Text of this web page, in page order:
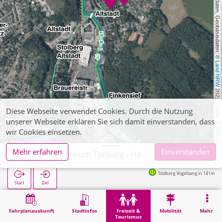
, Kartendaten, Geobasisdaten: ©
Land NRW
2021, Lizenz
dl-de/by-2-0
Fahrplanauskunft Stadtinfos
Freizeit &
Tourismus
Mobilität Mehr
Start Ziel
Stolberg Vogelsang in 141m
Freizeit & Tourismus Kultur Stolberg, Museum Torburg - Heimat/Handwerksmuseum
Diese Webseite verwendet Cookies. Durch die Nutzung
unserer Webseite erklären Sie sich damit einverstanden, dass
wir Cookies einsetzen.
Mehr erfahren
Einverstanden